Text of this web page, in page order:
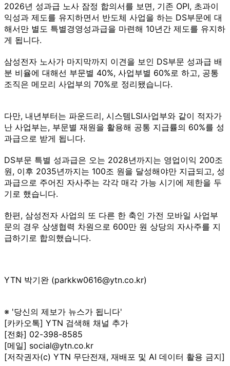
2026년 성과급 노사 잠정 합의서를 보면, 기존 OPI, 초과이
익성과 제도를 유지하면서 반도체 사업을 하는 DS부문에 대
해서만 별도 특별경영성과급을 마련해 10년간 제도를 유지하
게 됩니다.
삼성전자 노사가 마지막까지 이견을 보인 DS부문 성과급 배
분 비율에 대해선 부문별 40%, 사업부별 60%로 하고, 공통
조직은 메모리 사업부의 70%로 정리됐습니다.
다만, 내년부터는 파운드리, 시스템LSI사업부와 같이 적자가
난 사업부는, 부문별 재원을 활용해 공통 지급률의 60%를 성
과급으로 받게 됩니다.
DS부문 특별 성과급은 오는 2028년까지는 영업이익 200조
원, 이후 2035년까지는 100조 원을 달성해야만 지급되고, 성
과급으로 주어진 자사주는 각각 매각 가능 시기에 제한을 두
기로 했습니다.
한편, 삼성전자 사업의 또 다른 한 축인 가전 모바일 사업부
문의 경우 상생협력 차원으로 600만 원 상당의 자사주를 지
급하기로 합의했습니다.
YTN 박기완 (parkkw0616@ytn.co.kr)
※ '당신의 제보가 뉴스가 됩니다'
[카카오톡] YTN 검색해 채널 추가
[전화] 02-398-8585
[메일] social@ytn.co.kr
[저작권자(c) YTN 무단전재, 재배포 및 AI 데이터 활용 금지]